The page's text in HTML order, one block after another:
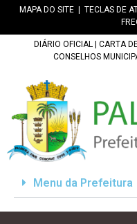
MAPA DO SITE TECLAS DE
DIÁRIO OFICIAL CARTA
CONSELHOS
Menu da Prefeitura